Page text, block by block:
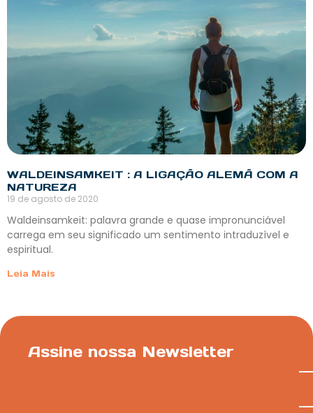
WALDEINSAMKEIT : A LIGAÇÃO ALEMÃ COM A
NATUREZA
19 de agosto de 2020
Waldeinsamkeit: palavra grande e quase impronunciável
carrega em seu significado um sentimento intraduzível e
espiritual.
Leia Mais
Assine nossa Newsletter